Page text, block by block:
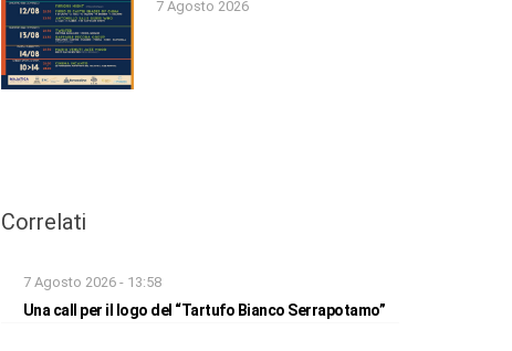
7 Agosto 2026
Correlati
7 Agosto 2026 - 13:58
Una call per il logo del “Tartufo Bianco Serrapotamo”